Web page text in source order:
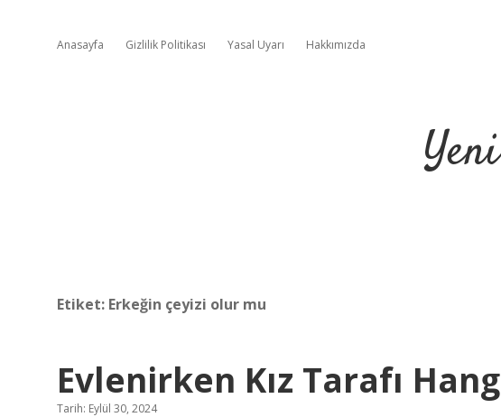
Anasayfa Gizlilik Politikası Yasal Uyarı Hakkımızda
Etiket: Erkeğin çeyizi olur mu
Evlenirken Kız Tarafı
Tarih: Eylül 30, 2024